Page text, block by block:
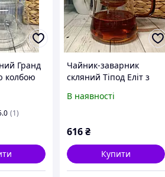
Гранд
колбою
(1)
Чайник-заварник
скляний Тіпод Еліт з
заварювання 700 мл
В наявності
616₴
Купити